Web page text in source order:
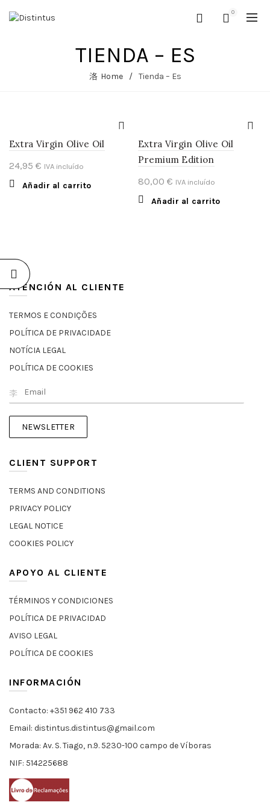
0
TIENDA – ES
Home Tienda – Es
Extra Virgin Olive Oil
24,95 € IVA incluído
Añadir al carrito
Extra Virgin Olive Oil
Premium Edition
80,00 € IVA incluído
Añadir al carrito
ATENCIÓN AL CLIENTE
TERMOS E CONDIÇÕES
POLÍTICA DE PRIVACIDADE
NOTÍCIA LEGAL
POLÍTICA DE COOKIES
CLIENT SUPPORT
TERMS AND CONDITIONS
PRIVACY POLICY
LEGAL NOTICE
COOKIES POLICY
APOYO AL CLIENTE
TÉRMINOS Y CONDICIONES
POLÍTICA DE PRIVACIDAD
AVISO LEGAL
POLÍTICA DE COOKIES
INFORMACIÓN
Contacto: +351 962 410 733
Email: distintus.distintus@gmail.com
Morada: Av. S. Tiago, n.9. 5230-100 campo de Víboras
NIF: 514225688